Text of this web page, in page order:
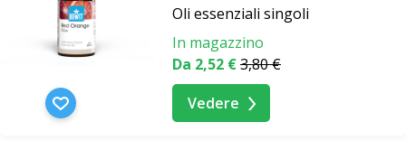
Oli essenziali singoli
In magazzino
Da 2,52 €3,80 €
Vedere